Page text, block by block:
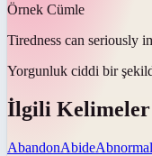
Örnek Cümle
Tiredness can seriously
Yorgunluk ciddi bir
İlgili Kelimeler
AbandonAbideAbnormal